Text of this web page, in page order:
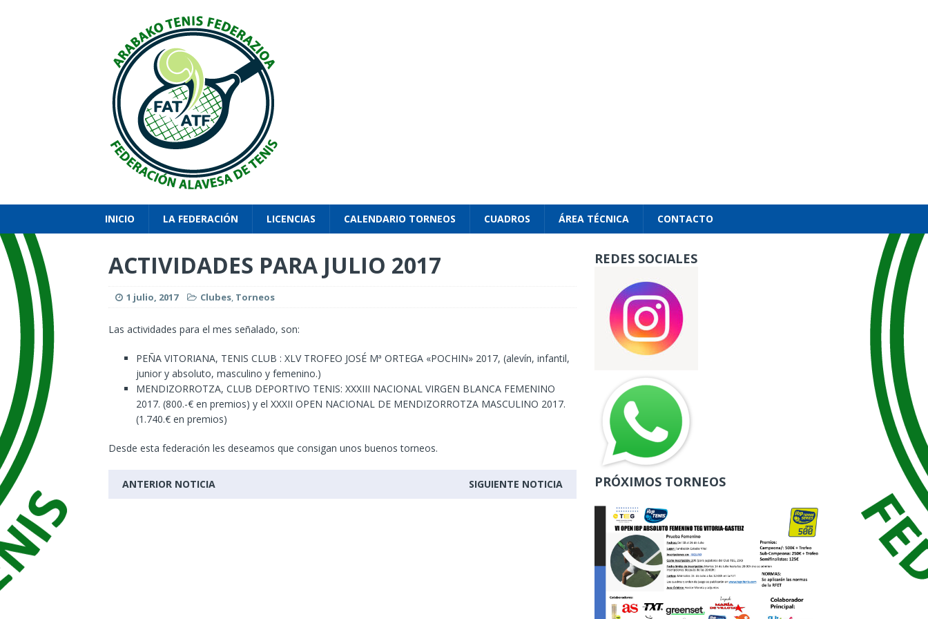
INICIO LA FEDERACIÓN LICENCIAS CALENDARIO TORNEOS CUADROS ÁREA TÉCNICA CONTACTO
ACTIVIDADES PARA JULIO 2017
1 julio, 2017 Clubes, Torneos
Las actividades para el mes señalado, son:
PEÑA VITORIANA, TENIS CLUB : XLV TROFEO JOSÉ Mª ORTEGA «POCHIN» 2017, (alevín, infantil,
junior y absoluto, masculino y femenino.)
MENDIZORROTZA, CLUB DEPORTIVO TENIS: XXXIII NACIONAL VIRGEN BLANCA FEMENINO
2017. (800.-€ en premios) y el XXXII OPEN NACIONAL DE MENDIZORROTZA MASCULINO 2017.
(1.740.€ en premios)
Desde esta federación les deseamos que consigan unos buenos torneos.
ANTERIOR NOTICIA SIGUIENTE NOTICIA
REDES SOCIALES
PRÓXIMOS TORNEOS